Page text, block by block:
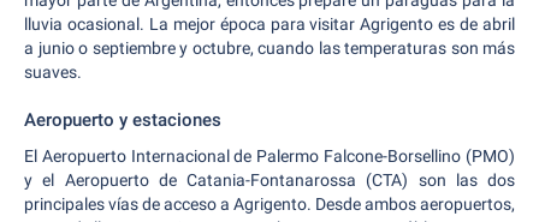
lluvia ocasional. La mejor época para visitar Agrigento es de abril
a junio o septiembre y octubre, cuando las temperaturas son más
suaves.
Aeropuerto y estaciones
El Aeropuerto Internacional de Palermo Falcone-Borsellino (PMO)
y el Aeropuerto de Catania-Fontanarossa (CTA) son las dos
principales vías de acceso a Agrigento. Desde ambos aeropuertos,